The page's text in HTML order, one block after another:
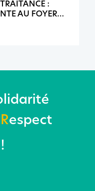
:
AU FOYER
Respect